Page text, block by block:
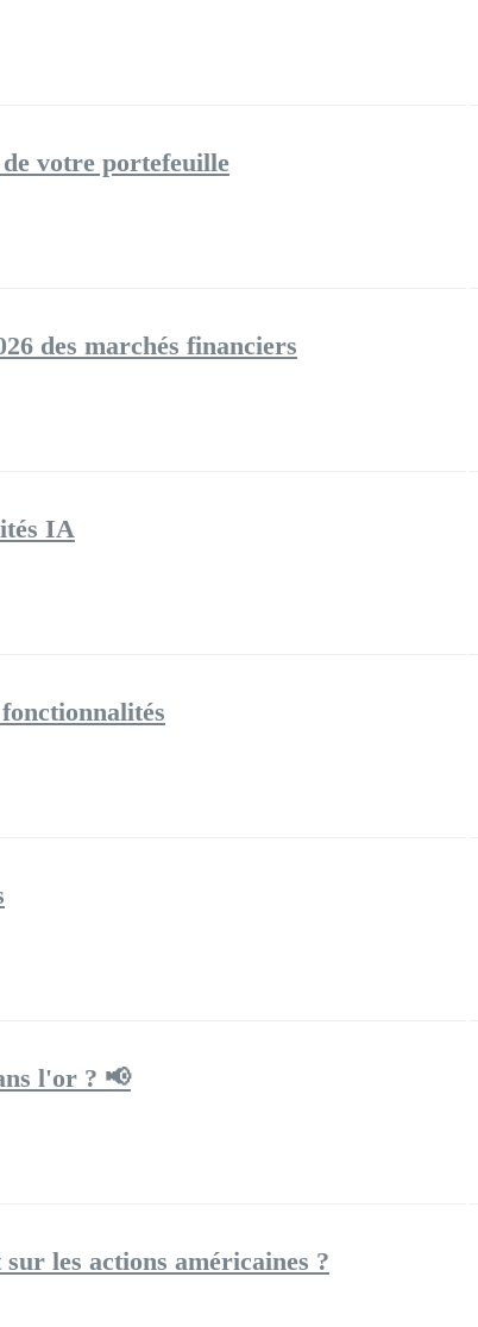
votre portefeuille
des marchés financiers
IA
l'or ? 📢
les actions américaines ?